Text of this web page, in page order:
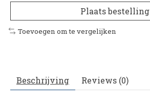
Plaats bestelling
Toevoegen om te vergelijken
Beschrijving Reviews (0)